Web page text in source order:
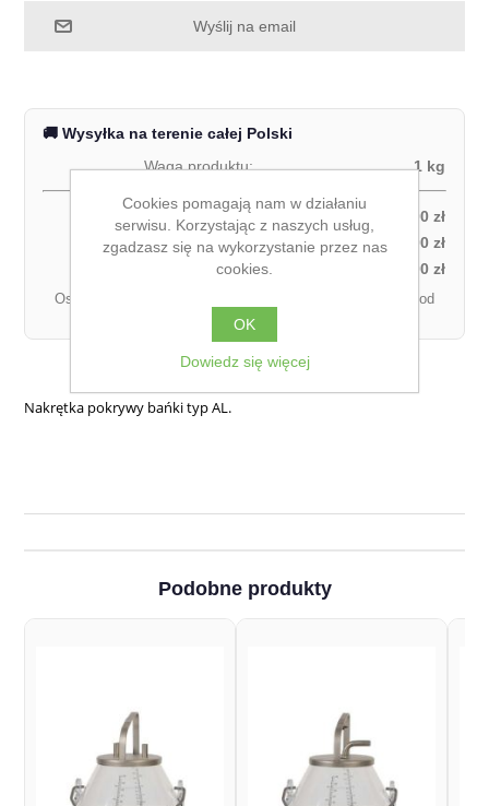
Wyślij na email
🚚 Wysyłka na terenie całej Polski
Waga produktu:
1 kg
Odbiór własny:
0,00 zł
Kurier DPD – za pobraniem (1 paczka):
27,00 zł
Kurier DPD – przedpłata (1 paczka):
21,00 zł
Ostateczny koszt dostawy może się różnić w zależności od
łącznej wagi zamówienia.
Nakrętka pokrywy bańki typ AL.
Podobne produkty
Cookies pomagają nam w działaniu
serwisu. Korzystając z naszych usług,
zgadzasz się na wykorzystanie przez nas
cookies.
OK
Dowiedz się więcej